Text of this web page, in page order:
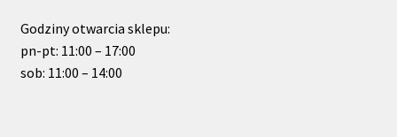
Godziny otwarcia sklepu:
pn-pt: 11:00 – 17:00
sob: 11:00 – 14:00